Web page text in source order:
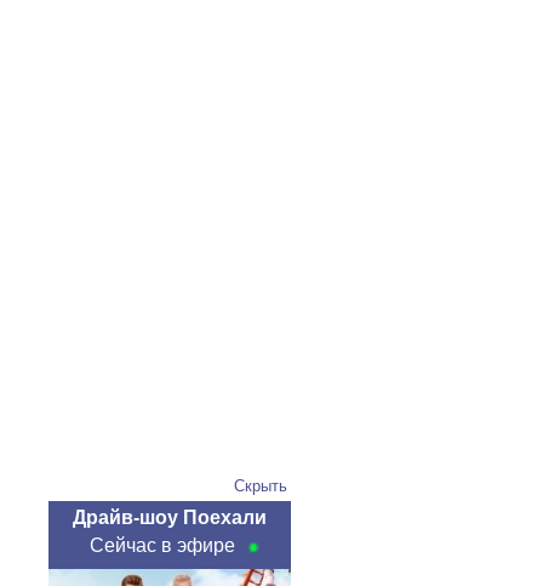
Скрыть
Драйв-шоу Поехали
Сейчас в эфире